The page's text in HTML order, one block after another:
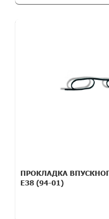
ПРОКЛАДКА
E38 (94-01)